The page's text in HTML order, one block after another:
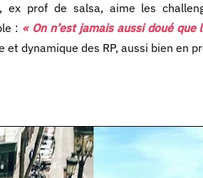
ex prof de salsa, aime les
: « On n’est jamais aussi doué
dynamique des RP, aussi bien en